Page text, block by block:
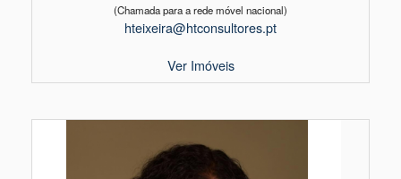
(Chamada para a rede móvel nacional)
hteixeira@htconsultores.pt
Ver Imóveis